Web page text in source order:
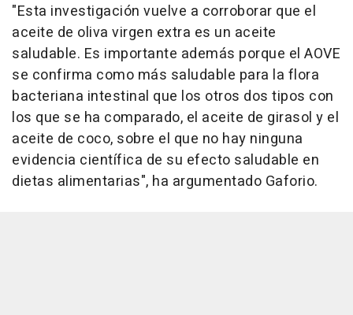
"Esta investigación vuelve a corroborar que el
aceite de oliva virgen extra es un aceite
saludable. Es importante además porque el AOVE
se confirma como más saludable para la flora
bacteriana intestinal que los otros dos tipos con
los que se ha comparado, el aceite de girasol y el
aceite de coco, sobre el que no hay ninguna
evidencia científica de su efecto saludable en
dietas alimentarias", ha argumentado Gaforio.